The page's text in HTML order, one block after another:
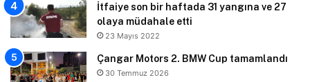
İtfaiye son bir haftada 31 yangına ve 27
olaya müdahale etti
23 Mayıs 2022
Çangar Motors 2. BMW Cup tamamlandı
30 Temmuz 2026